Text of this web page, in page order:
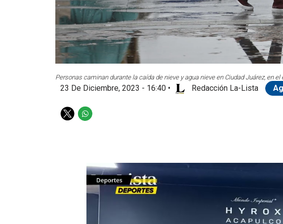
Personas caminan durante la caída de nieve y agua nieve en Ciudad Juárez, en
23 De Diciembre, 2023 - 16:40 • Redacción La-Lista
T
W
a
p